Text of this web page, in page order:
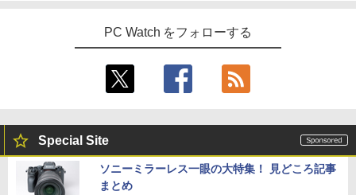
2026】【Office 2019 H&B】【カメラ×F
HD】富士通 LIFEBOOK U939/第8世代 C
GB/1TB/Wi-fi/Bluetooth/13.3型/HDMI/U
SB-C/USB3.1/パソコン 中古PC 中古ノー
5
ノートパソコン 新品 14インチ Office搭
i7 第12世代 corei3 corei5 Windows11
SSD 128GB～2TB メモリ8GB～32GB 2
デスクワーク 動画視聴 おしゃれ 本体の
5
★レノボ / Lenovo ThinkCentre M70q
Tiny Gen 5 12TES7DK00 (Windows 11
￥9,800
HD 240Hz 1ms Fast IPSパネル HDMI2.0
×1 DP1.4×1 Adaptive Sync対応 フリッ
カーフリー ブルーライトカット モニター
ディスプレイ MAXZEN MGM25IC04-F2
40
PC Watch をフォローする
Special Site
ソニーミラーレス一眼の大特集！ 見どころ記事
まとめ